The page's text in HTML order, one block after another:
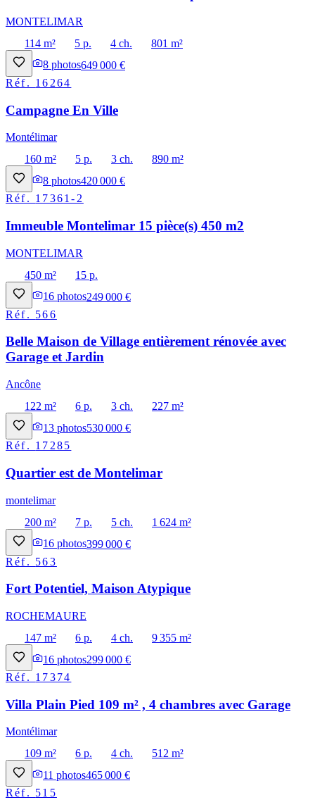
MONTELIMAR
114 m²
5 p. 4 ch.
801 m²
8 photos649 000 €
Réf. 16264
Campagne En Ville
Montélimar
160 m²
5 p. 3 ch.
890 m²
8 photos420 000 €
Réf. 17361-2
Immeuble Montelimar 15 pièce(s) 450 m2
MONTELIMAR
450 m²
15 p.
16 photos249 000 €
Réf. 566
Belle Maison de Village entièrement rénovée avec
Garage et Jardin
Ancône
122 m²
6 p. 3 ch.
227 m²
13 photos530 000 €
Réf. 17285
Quartier est de Montelimar
montelimar
200 m²
7 p. 5 ch.
1 624 m²
16 photos399 000 €
Réf. 563
Fort Potentiel, Maison Atypique
ROCHEMAURE
147 m²
6 p. 4 ch.
9 355 m²
16 photos299 000 €
Réf. 17374
Villa Plain Pied 109 m² , 4 chambres avec Garage
Montélimar
109 m²
6 p. 4 ch.
512 m²
11 photos465 000 €
Réf. 515